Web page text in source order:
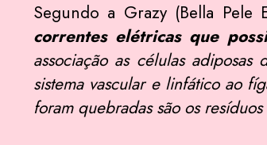
Segundo a Grazy (Bella Pele
correntes elétricas que
associação as células
sistema vascular e linfático ao
foram quebradas são os